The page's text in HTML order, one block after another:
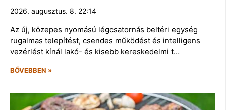
2026. augusztus. 8. 22:14
Az új, közepes nyomású légcsatornás beltéri egység
rugalmas telepítést, csendes működést és intelligens
vezérlést kínál lakó- és kisebb kereskedelmi t…
BŐVEBBEN »